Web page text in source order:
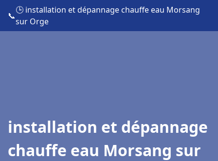
📞
🕒 installation et dépannage chauffe eau Morsang
sur Orge
installation et dépannage
chauffe eau Morsang sur